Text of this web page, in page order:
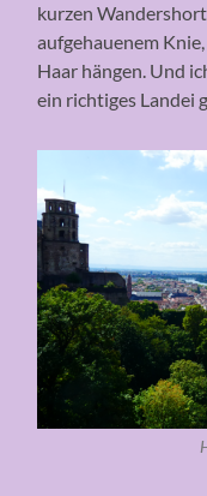
kurzen
aufgehauenem
Haar hängen. Und
ein richtiges Landei